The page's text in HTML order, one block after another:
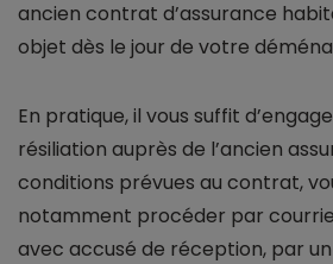
ancien contrat d’assurance
objet dès le jour de votre
En pratique, il vous suffit
résiliation auprès de l’ancien
conditions prévues au contrat,
notamment procéder par
avec accusé de réception, par